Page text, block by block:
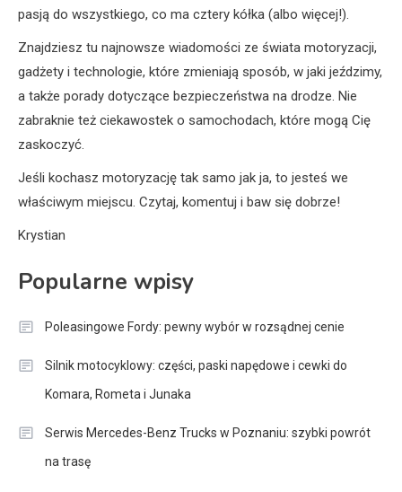
pasją do wszystkiego, co ma cztery kółka (albo więcej!).
Znajdziesz tu najnowsze wiadomości ze świata motoryzacji,
gadżety i technologie, które zmieniają sposób, w jaki jeździmy,
a także porady dotyczące bezpieczeństwa na drodze. Nie
zabraknie też ciekawostek o samochodach, które mogą Cię
zaskoczyć.
Jeśli kochasz motoryzację tak samo jak ja, to jesteś we
właściwym miejscu. Czytaj, komentuj i baw się dobrze!
Krystian
Popularne wpisy
Poleasingowe Fordy: pewny wybór w rozsądnej cenie
Silnik motocyklowy: części, paski napędowe i cewki do
Komara, Rometa i Junaka
Serwis Mercedes-Benz Trucks w Poznaniu: szybki powrót
na trasę